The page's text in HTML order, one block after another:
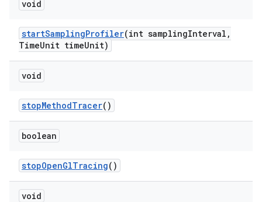
void
startSamplingProfiler(int samplingInterval ,
TimeUnit timeUnit)
void
stopMethodTracer()
boolean
stopOpenGlTracing()
void